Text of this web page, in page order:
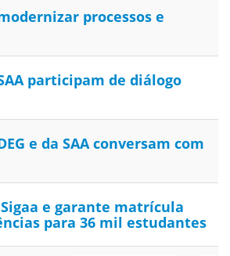
processos e
participam de diálogo
e da SAA conversam com
e garante matrícula
para 36 mil estudantes